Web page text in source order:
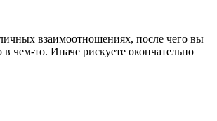
взаимоотношениях, после чего вы
чем-то. Иначе рискуете окончательно